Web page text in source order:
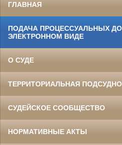
ГЛАВНАЯ
ПОДАЧА ПРОЦЕССУАЛЬНЫХ
ЭЛЕКТРОННОМ ВИДЕ
О СУДЕ
ТЕРРИТОРИАЛЬНАЯ
СУДЕЙСКОЕ СООБЩЕСТВО
НОРМАТИВНЫЕ АКТЫ